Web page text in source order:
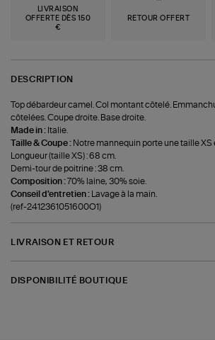
LIVRAISON
OFFERTE DÈS 150
€
RETOUR OFFERT
DESCRIPTION
Top débardeur camel. Col montant côtelé.
côtelées. Coupe droite. Base droite.
Made in : Italie.
Taille & Coupe : Notre mannequin porte une taille XS
Longueur (taille XS) : 68 cm.
Demi-tour de poitrine : 38 cm.
Composition : 70% laine, 30% soie.
Conseil d'entretien : Lavage à la main.
(ref-2412361051600O1)
LIVRAISON ET RETOUR
DISPONIBILITÉ BOUTIQUE